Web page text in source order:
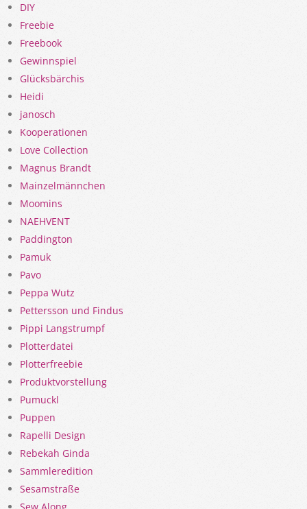
DIY
Freebie
Freebook
Gewinnspiel
Glücksbärchis
Heidi
janosch
Kooperationen
Love Collection
Magnus Brandt
Mainzelmännchen
Moomins
NAEHVENT
Paddington
Pamuk
Pavo
Peppa Wutz
Pettersson und Findus
Pippi Langstrumpf
Plotterdatei
Plotterfreebie
Produktvorstellung
Pumuckl
Puppen
Rapelli Design
Rebekah Ginda
Sammleredition
Sesamstraße